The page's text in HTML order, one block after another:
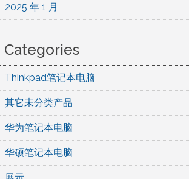
2025 年 1 月
Categories
Thinkpad笔记本电脑
其它未分类产品
华为笔记本电脑
华硕笔记本电脑